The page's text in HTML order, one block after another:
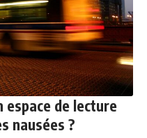
espace de lecture
nausées ?